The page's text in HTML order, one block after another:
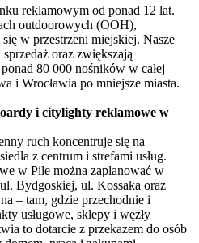
reklamowym od ponad 12 lat.
outdoorowych (OOH),
w przestrzeni miejskiej. Nasze
oraz zwiększają
80 000 nośników w całej
i Wrocławia po mniejsze miasta.
i citylighty reklamowe w
ruch koncentruje się na
z centrum i strefami usług.
w Pile można zaplanować w
Bydgoskiej, ul. Kossaka oraz
– tam, gdzie przechodnie i
usługowe, sklepy i węzły
to dotarcie z przekazem do osób